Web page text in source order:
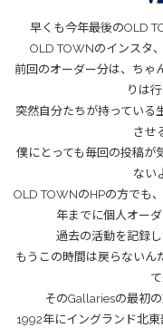
早くも今年最後のOLD
OLD TOWNのインスタ
前回のオーダー分は、ちゃ
りは
突然自分たちが持っている
させ
僕にとっても毎回の投稿が
ない
OLD TOWNのHPの方でも
年までに個人オー
過去の活動を記録
もうこの時間は戻らないん
そのGallariesの最初
1992年にイングランド北